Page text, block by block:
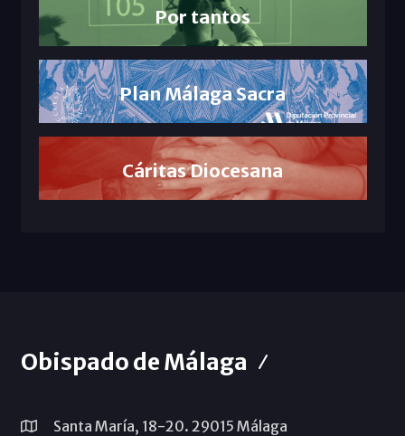
Por tantos
Plan Málaga Sacra
Cáritas Diocesana
Obispado de Málaga
Santa María, 18-20. 29015 Málaga